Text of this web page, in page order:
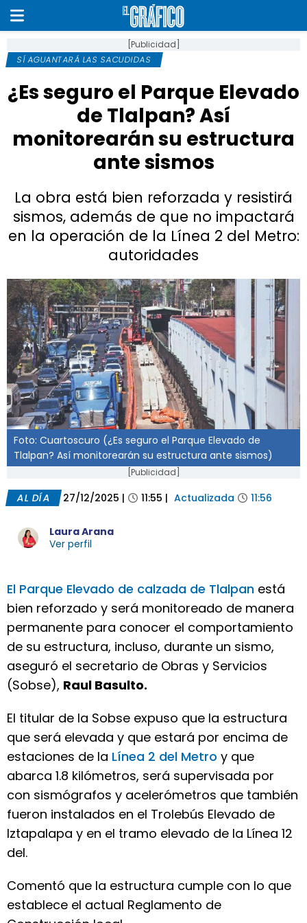
[Publicidad]
SÍ AGUANTARÁ LAS SACUDIDAS
¿Es seguro el Parque Elevado
de Tlalpan? Así
monitorearán su estructura
ante sismos
La obra está bien reforzada y resistirá
sismos, además de que no impactará
en la operación de la Línea 2 del Metro:
autoridades
Foto: Cuartoscuro (¿Es seguro el Parque Elevado de
Tlalpan? Así monitorearán su estructura ante sismos)
[Publicidad]
AL DÍA 27/12/2025 | 11:55 | Actualizada 11:56
Laura Arana
Ver perfil
El Parque Elevado de calzada de Tlalpan está
bien reforzado y será monitoreado de manera
permanente para conocer el comportamiento
de su estructura, incluso, durante un sismo,
aseguró el secretario de Obras y Servicios
(Sobse), Raul Basulto.
El titular de la Sobse expuso que la estructura
que será elevada y que estará por encima de
estaciones de la Línea 2 del Metro y que
abarca 1.8 kilómetros, será supervisada por
con sismógrafos y acelerómetros que también
fueron instalados en el Trolebús Elevado de
Iztapalapa y en el tramo elevado de la Línea 12
del.
Comentó que la estructura cumple con lo que
establece el actual Reglamento de